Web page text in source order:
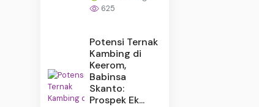
625
Potensi Ternak
Kambing di
Keerom,
Babinsa
Skanto:
Prospek Ek...